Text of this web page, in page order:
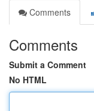
Comments
Comments
Submit a Comment
No HTML